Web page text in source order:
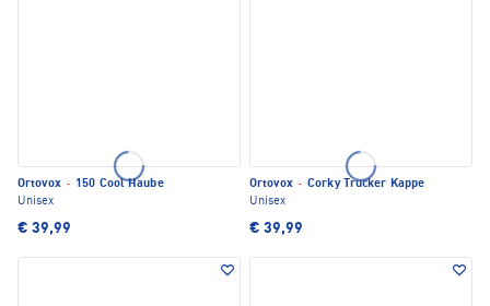
Ortovox · 150 Cool Haube
Unisex
€ 39,99
Ortovox · Corky Trucker Kappe
Unisex
€ 39,99